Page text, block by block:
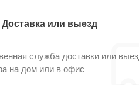
Доставка или выезд
служба доставки или
на дом или в офис